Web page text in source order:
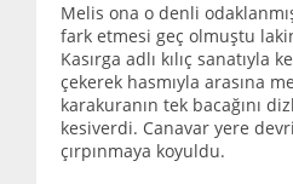
Melis ona o denli
fark etmesi geç olmuştu
Kasırga adlı kılıç sanatıyla
çekerek hasmıyla arasına
karakuranın tek bacağını
kesiverdi. Canavar yere
çırpınmaya koyuldu.